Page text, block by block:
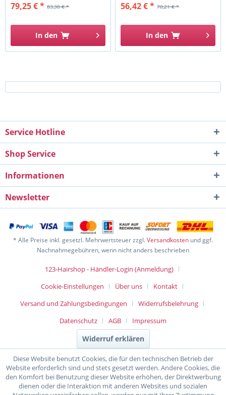
83,30 € *
79,25 € *
In den
70,21 € *
56,42 € *
In den
Service Hotline
Shop Service
Informationen
Newsletter
* Alle Preise inkl. gesetzl. Mehrwertsteuer zzgl.Versandkosten und ggf.
Nachnahmegebühren, wenn nicht anders beschrieben
123-Hairshop - Händler-Login (Anmeldung)
Cookie-Einstellungen
Über uns
Kontakt
Versand und Zahlungsbedingungen
Widerrufsbelehrung
Datenschutz
AGB Impressum
Widerruf erklären
Diese Website benutzt Cookies, die für den technischen Betrieb der
Website erforderlich sind und stets gesetzt werden. Andere Cookies, die
den Komfort bei Benutzung dieser Website erhöhen, der Direktwerbung
dienen oder die Interaktion mit anderen Websites und sozialen